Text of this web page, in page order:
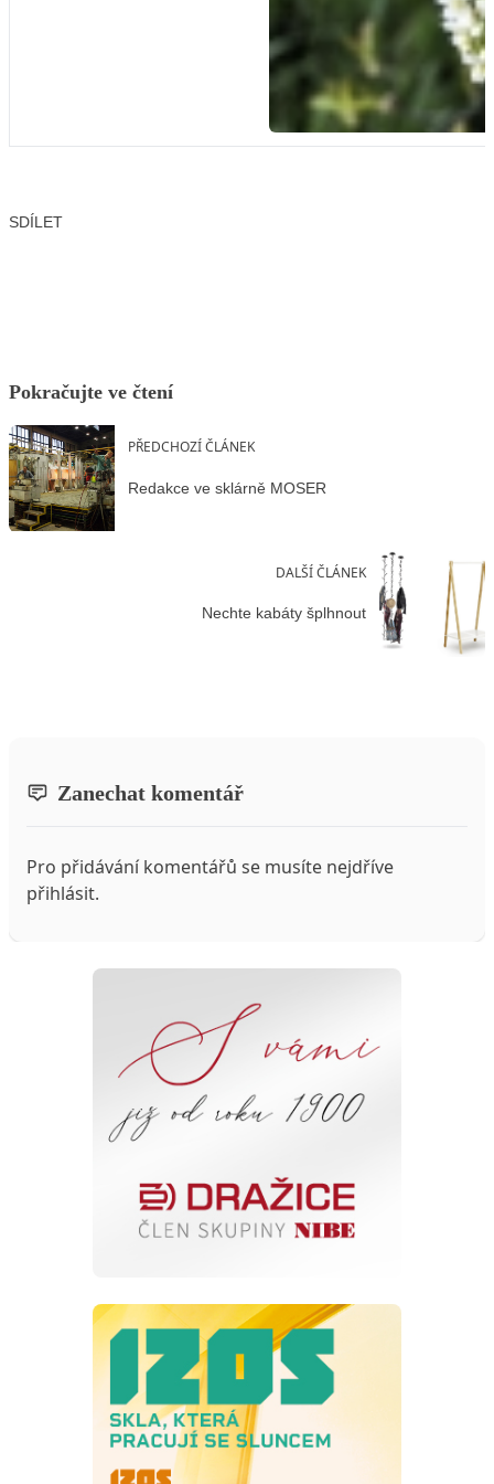
SDÍLET
Pokračujte ve čtení
PŘEDCHOZÍ ČLÁNEK
Redakce ve sklárně MOSER
DALŠÍ ČLÁNEK
Nechte kabáty šplhnout
Zanechat komentář
Pro přidávání komentářů se musíte nejdříve
přihlásit.